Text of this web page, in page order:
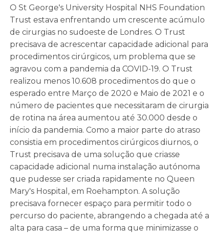
O St George's University Hospital NHS Foundation
Trust estava enfrentando um crescente acúmulo
de cirurgias no sudoeste de Londres. O Trust
precisava de acrescentar capacidade adicional para
procedimentos cirúrgicos, um problema que se
agravou com a pandemia da COVID-19. O Trust
realizou menos 10.608 procedimentos do que o
esperado entre Março de 2020 e Maio de 2021 e o
número de pacientes que necessitaram de cirurgia
de rotina na área aumentou até 30.000 desde o
início da pandemia. Como a maior parte do atraso
consistia em procedimentos cirúrgicos diurnos, o
Trust precisava de uma solução que criasse
capacidade adicional numa instalação autónoma
que pudesse ser criada rapidamente no Queen
Mary's Hospital, em Roehampton. A solução
precisava fornecer espaço para permitir todo o
percurso do paciente, abrangendo a chegada até a
alta para casa – de uma forma que minimizasse o